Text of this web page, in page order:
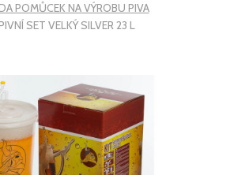
POMŮCEK NA VÝROBU PIVA
SET VELKÝ SILVER 23 L